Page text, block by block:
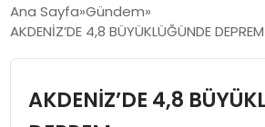
GÜNCEL
Ana Sayfa Gündem
AKDENİZ’DE 4,8 BÜYÜKLÜĞÜNDE DEPREM
AKDENİZ’DE 4,8